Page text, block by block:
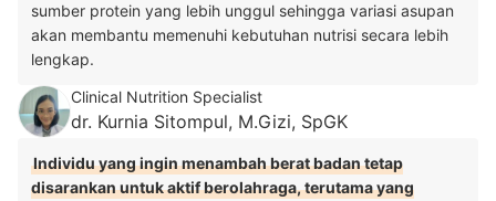
sumber protein yang lebih unggul sehingga variasi asupan
akan membantu memenuhi kebutuhan nutrisi secara lebih
lengkap.
Clinical Nutrition Specialist
dr. Kurnia Sitompul, M.Gizi, SpGK
Individu yang ingin menambah berat badan tetap
disarankan untuk aktif berolahraga, terutama yang